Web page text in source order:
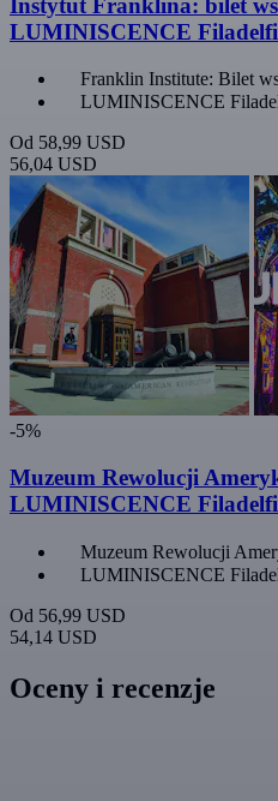
LUMINISCENCE
Franklin Institute: Bilet
LUMINISCENCE
Od 58,99 USD
56,04 USD
-5%
Muzeum Rewolucji
LUMINISCENCE
Muzeum Rewolucji
LUMINISCENCE
Od 56,99 USD
54,14 USD
Oceny i recenzje